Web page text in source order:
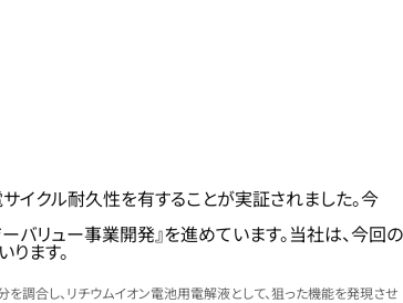
イクル耐久性を有することが実証されました。今
リュー事業開発』を進めています。当社は、今回の
ます。
調合し、リチウムイオン電池用電解液として、狙った機能を発現させ